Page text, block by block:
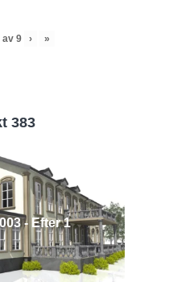
av 9 › »
383
- Efter 1